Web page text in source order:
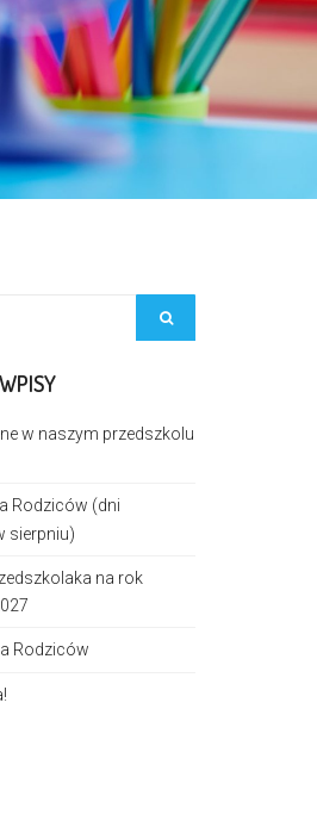
w naszym przedszkolu
Rodziców (dni
sierpniu)
na rok
Rodziców